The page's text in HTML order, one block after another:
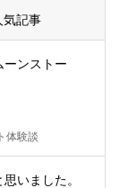
気記事
ーンストー
体験談
いました。